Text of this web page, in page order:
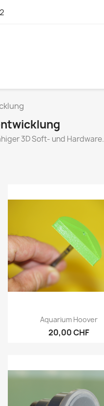
3D Soft- und Hardware.
Vorschau
Aquarium Hoover
20,00 CHF